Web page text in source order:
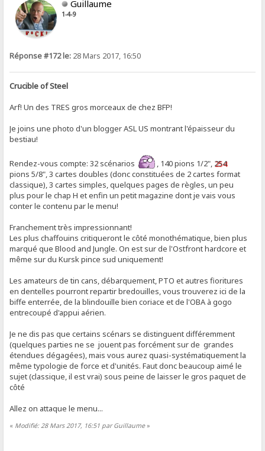
Guillaume
1-4-9
Réponse #172 le: 28 Mars 2017, 16:50
Crucible of Steel
Arf! Un des TRES gros morceaux de chez BFP!
Je joins une photo d'un blogger ASL US montrant l'épaisseur du
bestiau!
Rendez-vous compte: 32 scénarios , 140 pions 1/2", 254
pions 5/8", 3 cartes doubles (donc constituées de 2 cartes format
classique), 3 cartes simples, quelques pages de règles, un peu
plus pour le chap H et enfin un petit magazine dont je vais vous
conter le contenu par le menu!
Franchement très impressionnant!
Les plus chaffouins critiqueront le côté monothématique, bien plus
marqué que Blood and Jungle. On est sur de l'Ostfront hardcore et
même sur du Kursk pince sud uniquement!
Les amateurs de tin cans, débarquement, PTO et autres fioritures
en dentelles pourront repartir bredouilles, vous trouverez ici de la
biffe enterrée, de la blindouille bien coriace et de l'OBA à gogo
entrecoupé d'appui aérien.
Je ne dis pas que certains scénars se distinguent différemment
(quelques parties ne se jouent pas forcément sur de grandes
étendues dégagées), mais vous aurez quasi-systématiquement la
même typologie de force et d'unités. Faut donc beaucoup aimé le
sujet (classique, il est vrai) sous peine de laisser le gros paquet de
côté
Allez on attaque le menu...
« Modifié: 28 Mars 2017, 16:51 par Guillaume»